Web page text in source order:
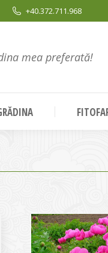
+40.372.711.968
mea preferată!